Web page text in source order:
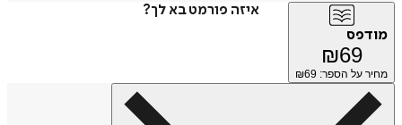
איזה פורמט בא לך?
מודפס
₪69
מחיר על הספר: ₪ 69